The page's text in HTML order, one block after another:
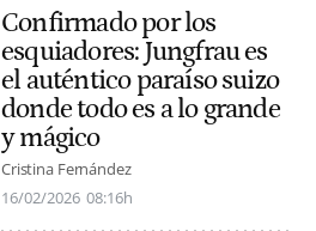
Confirmado por los
esquiadores: Jungfrau es
el auténtico paraíso suizo
donde todo es a lo grande
y mágico
Cristina Fernández
16/02/2026 08:16h